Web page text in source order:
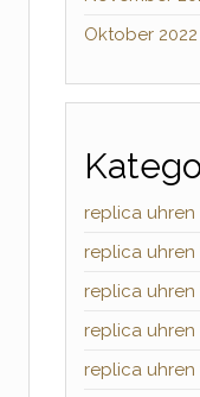
Oktober 2022
replica
replica
replica
replica uhren
replica